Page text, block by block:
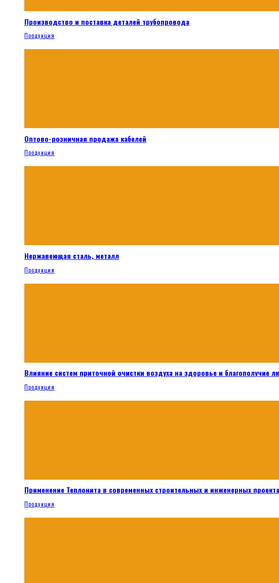
Производство и поставка деталей трубопровода
Продукция
Оптово-розничная продажа кабелей
Продукция
Нержавеющая сталь, металл
Продукция
Влияние систем приточной очистки воздуха на здоровье и благополучие
Продукция
Применение Теплонита в современных строительных и инженерных
Продукция